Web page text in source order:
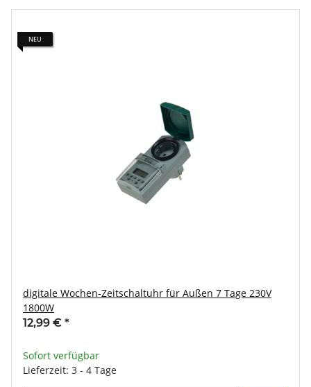
NEU
digitale Wochen-Zeitschaltuhr für Außen 7 Tage 230V
1800W
12,99 € *
Sofort verfügbar
Lieferzeit: 3 - 4 Tage